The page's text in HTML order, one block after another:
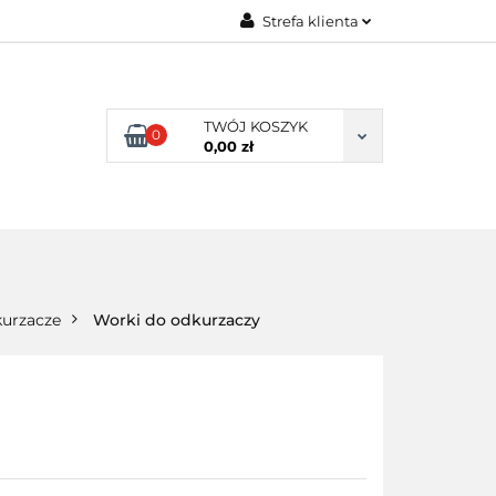
Strefa klienta
Zarejestruj się
Dodaj zgłoszenie
0
TWÓJ KOSZYK
0,00 zł
KLIENCI
Worki do odkurzaczy